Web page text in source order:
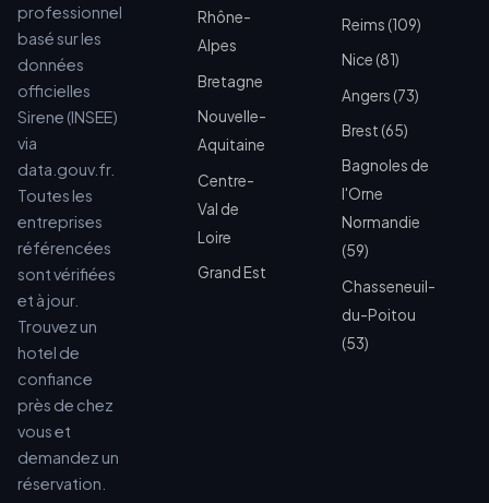
professionnel
basé sur les
données
officielles
Sirene (INSEE)
via
data.gouv.fr.
Toutes les
entreprises
référencées
sont vérifiées
et à jour.
Trouvez un
hotel de
confiance
près de chez
vous et
demandez un
réservation.
Rhône-
Alpes
Bretagne
Nouvelle-
Aquitaine
Centre-
Val de
Loire
Grand Est
Reims (109)
Nice (81)
Angers (73)
Brest (65)
Bagnoles de
l'Orne
Normandie
(59)
Chasseneuil-
du-Poitou
(53)